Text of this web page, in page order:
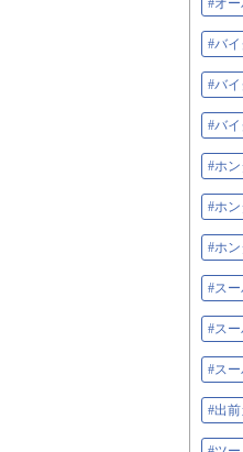
#オ
#バ
#バ
#バ
#ホ
#ホ
#ホ
#ス
#ス
#ス
#出